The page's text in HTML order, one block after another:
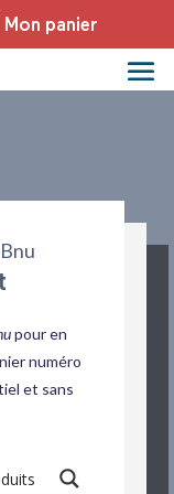
Mon panier
pour en
numéro
et sans